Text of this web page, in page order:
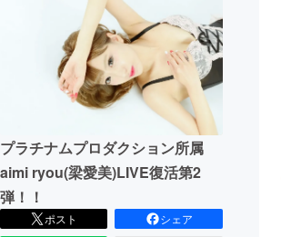
アート・写真
テクノロジー・ガジェット
映像・映画
ビジネス・起業
まちづくり・地域活性化
プラチナムプロダクション所属
aimi ryou(梁愛美)LIVE復活第2
弾！！
ポスト
シェア